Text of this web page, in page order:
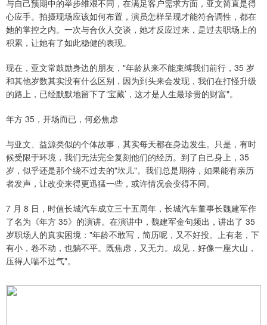
与自己预期中的举步维艰不同，在满足客户需求方面，亚文简直是得
心应手。拍摄现场应该如何布置，演员怎样呈现才能符合调性，都在
她的掌控之内。一次与合伙人交谈，她才反应过来，是过去职场上的
积累，让她有了如此稳健的表现。
现在，亚文常鼓励身边的朋友，"年龄从来不能束缚我们前行，35 岁
和其他岁数其实没有什么区别，因为到头来会发现，我们在打怪升级
的路上，已经默默地留下了‘宝藏’，这才是人生最珍贵的财富"。
年方 35，开场而已，何必焦虑
与亚文、益源类似的个体故事，其实每天都在身边发生。只是，有时
候受限于环境，我们无法完全复刻他们的经历。到了自己身上，35
岁，似乎还是那个绕不过去的"坎儿"。我们总是期待，如果能有亲历
者发声，让改变来得更迅猛一些，或许情况会变得不同。
7 月 8 日，时值长城汽车成立三十五周年，长城汽车董事长魏建军作
了名为《年方 35》的演讲。在演讲中，魏建军金句频出，讲出了 35
岁职场人的真实困境："年龄不敢写，简历呢，又不好投。上有老，下
有小，卷不动，也躺不平。既焦虑，又无力。成见，好像一座大山，
压得人喘不过气"。